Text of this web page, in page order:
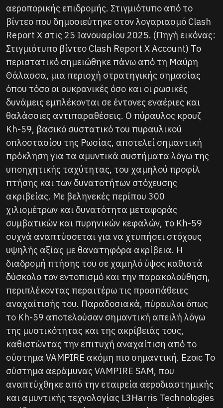
αεροπορικής επιδρομής. Στιγμιότυπο από το
βίντεο που δημοσιεύτηκε στον λογαριασμό Clash
Report X στις 25 Ιανουαρίου 2025. (Πηγή εικόνας:
Στιγμιότυπο βίντεο Clash Report X Account) Το
περιστατικό σημειώθηκε πάνω από τη Μαύρη
Θάλασσα, μια περιοχή στρατηγικής σημασίας
όπου τόσο οι ουκρανικές όσο και οι ρωσικές
δυνάμεις εμπλέκονται σε έντονες εναέριες και
θαλάσσιες αντιπαραθέσεις. Ο πύραυλος κρουζ
Kh-59, βασικό συστατικό του πυραυλικού
οπλοστασίου της Ρωσίας, αποτελεί σημαντική
πρόκληση για τα αμυντικά συστήματα λόγω της
υποηχητικής ταχύτητας, του χαμηλού προφίλ
πτήσης και των δυνατοτήτων στόχευσης
ακριβείας. Με βεληνεκές περίπου 300
χιλιομέτρων και δυνατότητα μεταφοράς
συμβατικών και πυρηνικών κεφαλών, το Kh-59
συχνά αναπτύσσεται για να χτυπήσει στόχους
υψηλής αξίας με θανατηφόρα ακρίβεια. Η
διαδρομή πτήσης του σε χαμηλό ύψος καθιστά
δύσκολο τον εντοπισμό και την παρακολούθηση,
περιπλέκοντας περαιτέρω τις προσπάθειες
αναχαίτισής του. Παραδοσιακά, πύραυλοι όπως
το Kh-59 αποτελούσαν σημαντική απειλή λόγω
της μυστικότητας και της ακρίβειάς τους,
καθιστώντας την επιτυχή αναχαίτιση από το
σύστημα VAMPIRE ακόμη πιο σημαντική. Ezoic Το
σύστημα αεράμυνας VAMPIRE SAM, που
αναπτύχθηκε από την εταιρεία αεροδιαστημικής
και αμυντικής τεχνολογίας L3Harris Technologies